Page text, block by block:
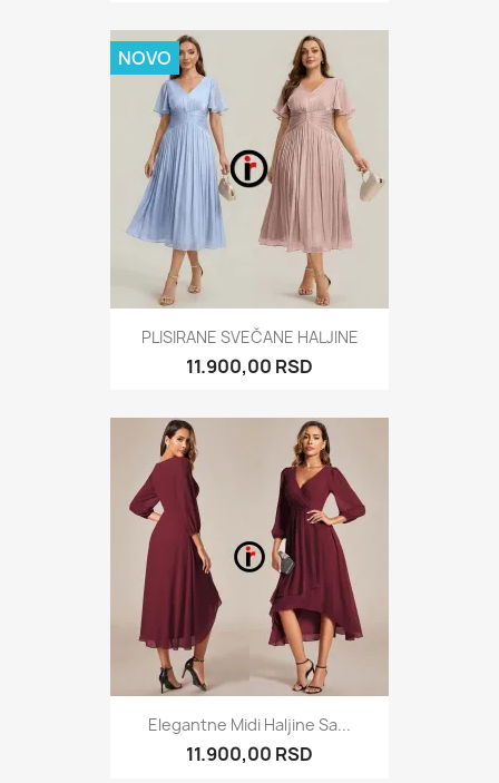
PLISIRANE SVEČANE HALJINE
11.900,00 RSD
NOVO
Elegantne Midi Haljine Sa...
11.900,00 RSD